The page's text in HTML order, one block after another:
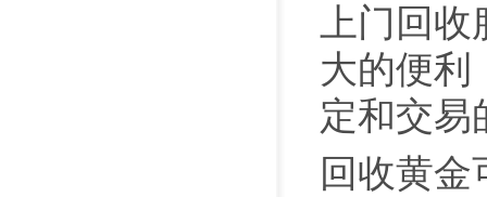
上门回
大的便利
定和交易
回收黄